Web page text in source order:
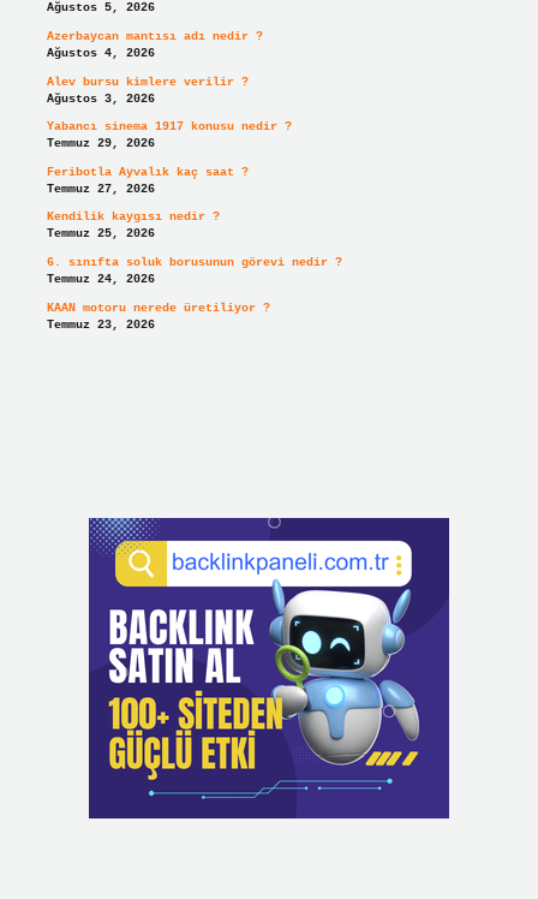
Ağustos 5, 2026
Azerbaycan mantısı adı nedir ?
Ağustos 4, 2026
Alev bursu kimlere verilir ?
Ağustos 3, 2026
Yabancı sinema 1917 konusu nedir ?
Temmuz 29, 2026
Feribotla Ayvalık kaç saat ?
Temmuz 27, 2026
Kendilik kaygısı nedir ?
Temmuz 25, 2026
6. sınıfta soluk borusunun görevi nedir ?
Temmuz 24, 2026
KAAN motoru nerede üretiliyor ?
Temmuz 23, 2026